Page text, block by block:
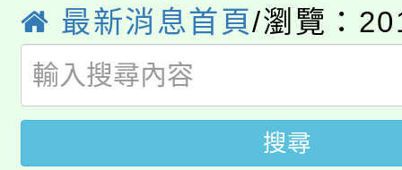
系所師生報名參加。
學籍身 分審查程序及
版
淨零綠領人才培育課程
公告本校115學年度第
代理(課)教師甄選結果(
「2026金融保險知識
桃園市115學年度學生
最新消息首頁/瀏覽：
搜尋